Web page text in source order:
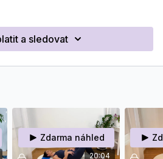
a sledovat
20:04
Zdarma náhled